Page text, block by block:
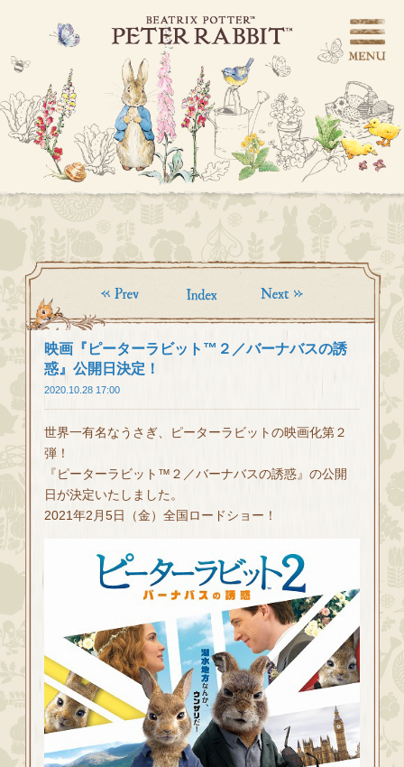
映画『ピーターラビット™２／バーナバスの誘
惑』公開日決定！
2020.10.28 17:00
世界一有名なうさぎ、ピーターラビットの映画化第２
弾！
『ピーターラビット™２／バーナバスの誘惑』の公開
日が決定いたしました。
2021年2月5日（金）全国ロードショー！